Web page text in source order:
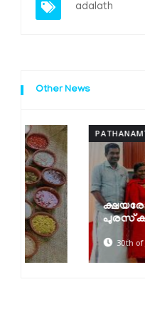
adalath
Other News
PATHANAMTHITTA
ക്ഷയരോഗ മുക്ത
പുരസ്‌കാരങ്ങൾ
30th of June 2026